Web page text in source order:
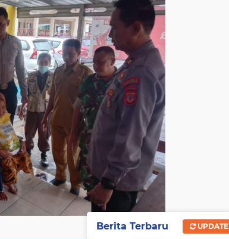
Berita Terbaru UPDATE